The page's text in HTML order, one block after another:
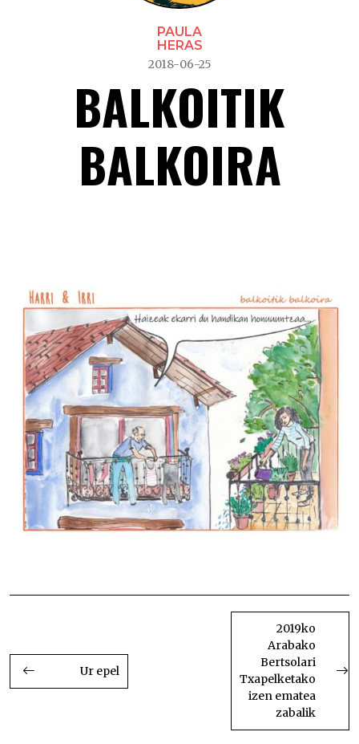
PAULA
HERAS
2018-06-25
BALKOITIK
BALKOIRA
BIDALKETETAN
NABIGATU
Ur epel
2019ko
Arabako
Bertsolari
Txapelketako
izen ematea
zabalik